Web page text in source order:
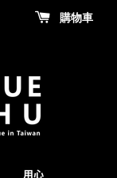
購物車